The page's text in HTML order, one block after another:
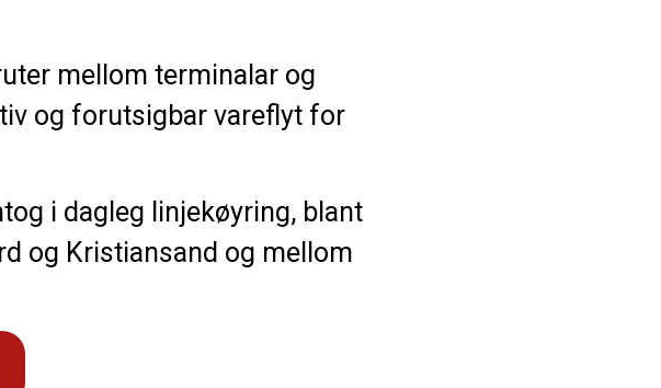
mellom terminalar og
og forutsigbar vareflyt for
i dagleg linjekøyring, blant
og Kristiansand og mellom